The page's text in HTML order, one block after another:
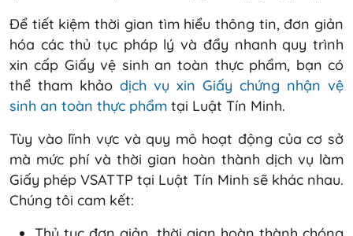
Để tiết kiệm thời gian tìm hiểu thông tin, đơn giản
hóa các thủ tục pháp lý và đẩy nhanh quy trình
xin cấp Giấy vệ sinh an toàn thực phẩm, bạn có
thể tham khảo dịch vụ xin Giấy chứng nhận vệ
sinh an toàn thực phẩm tại Luật Tín Minh.
Tùy vào lĩnh vực và quy mô hoạt động của cơ sở
mà mức phí và thời gian hoàn thành dịch vụ làm
Giấy phép VSATTP tại Luật Tín Minh sẽ khác nhau.
Chúng tôi cam kết: